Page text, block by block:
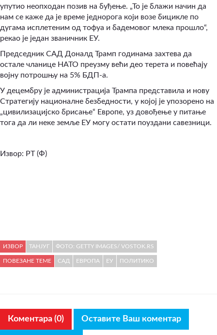
упутио неопходан позив на буђење. „То је блажи начин да
нам се каже да је време једнорога који возе бицикле по
дугама исплетеним од тофуа и бадемовог млека прошло“,
рекао је један званичник ЕУ.
Председник САД Доналд Трамп годинама захтева да
остале чланице НАТО преузму већи део терета и повећају
војну потрошњу на 5% БДП-а.
У децембру је администрација Трампа представила и нову
Стратегију националне безбедности, у којој је упозорено на
„цивилизацијско брисање“ Европе, уз довођење у питање
тога да ли неке земље ЕУ могу остати поуздани савезници.
Извор: РТ (Ф)
ИЗВОР ТАНЈУГ ФОТО: GETTY IMAGES/ VOSTOK.RS
ПОВЕЗАНЕ ТЕМЕ САД ЕВРОПА ЕУ ПОЛИТИКО
Коментара (0) Оставите Ваш коментар